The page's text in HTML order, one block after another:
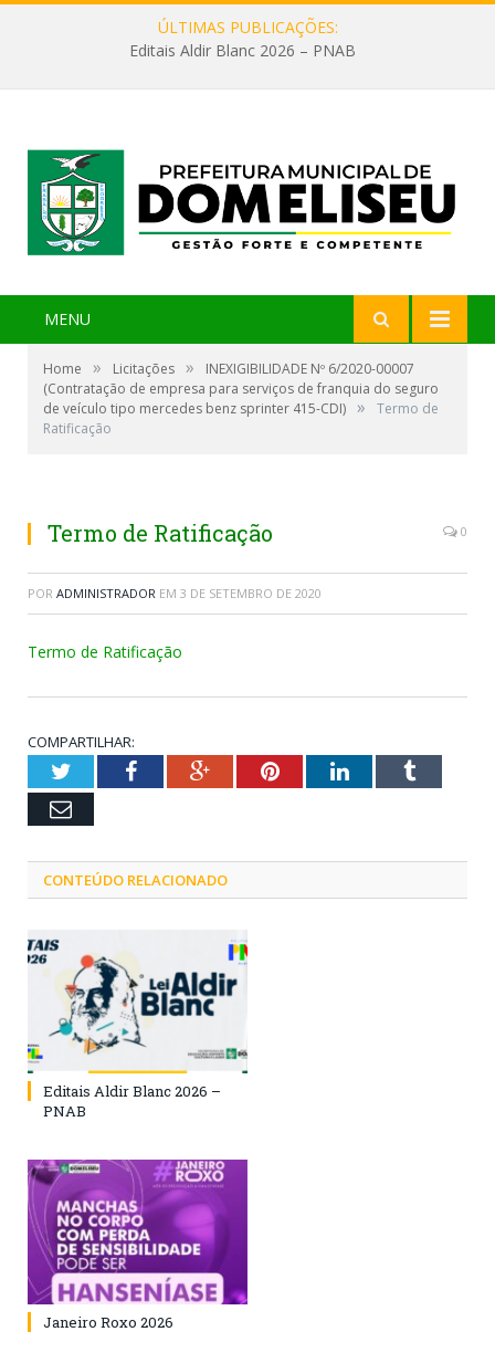
ÚLTIMAS PUBLICAÇÕES:
Editais Aldir Blanc 2026 – PNAB
MENU
Home » Licitações »
INEXIGIBILIDADE Nº 6/2020-00007
(Contratação de empresa para serviços de franquia do seguro
de veículo tipo mercedes benz sprinter 415-CDI) »
Termo de
Ratificação
Termo de Ratificação 0
POR ADMINISTRADOR EM 3 DE SETEMBRO DE 2020
Termo de Ratificação
COMPARTILHAR:
TwitterFacebookGoogle+PinterestLinkedInTumblr
Email
CONTEÚDO RELACIONADO
Editais Aldir Blanc 2026 –
PNAB
Janeiro Roxo 2026